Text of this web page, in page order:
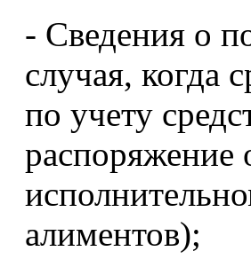
- Сведения о
случая, когда
по учету
распоряжение
алиментов);